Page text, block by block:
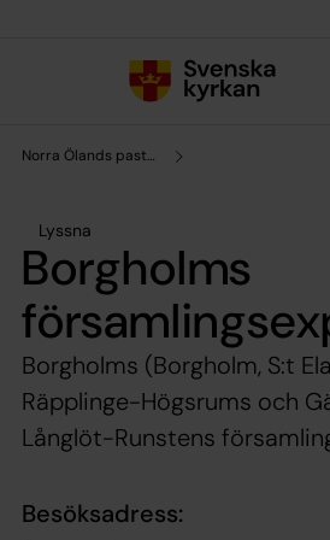
Norra Ölands pastorat
Lyssna
Borgholms
Borgholms (Borgholm, S:t
Räpplinge-Högsrums och
Långlöt-Runstens
Besöksadress: